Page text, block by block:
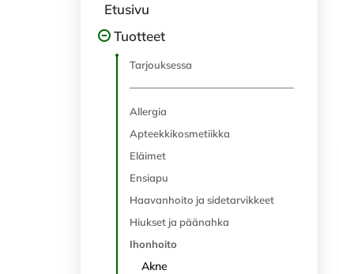
Etusivu
Tuotteet
Tarjouksessa
Allergia
Apteekkikosmetiikka
Eläimet
Ensiapu
Haavanhoito ja sidetarvikkeet
Hiukset ja päänahka
Ihonhoito
Akne